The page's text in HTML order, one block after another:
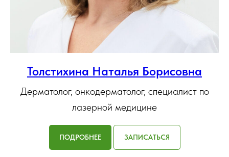
Толстихина Наталья Борисовна
Дерматолог, онкодерматолог, специалист по
лазерной медицине
ПОДРОБНЕЕ ЗАПИСАТЬСЯ